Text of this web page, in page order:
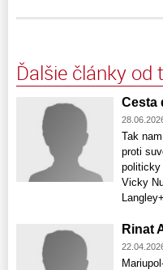
Ďalšie články od
Cesta
Tak
proti
politicky
Vicky
Rinat